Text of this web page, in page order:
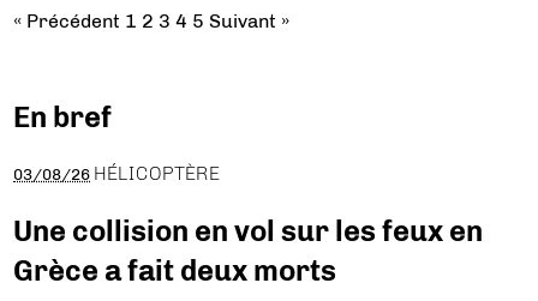
« Précédent 1 2 3 4 5 Suivant »
En bref
03/08/26 HÉLICOPTÈRE
Une collision en vol sur les feux en
Grèce a fait deux morts